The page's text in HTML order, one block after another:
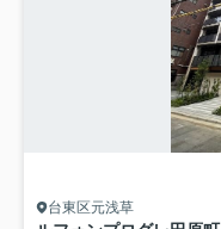
台東区元浅草